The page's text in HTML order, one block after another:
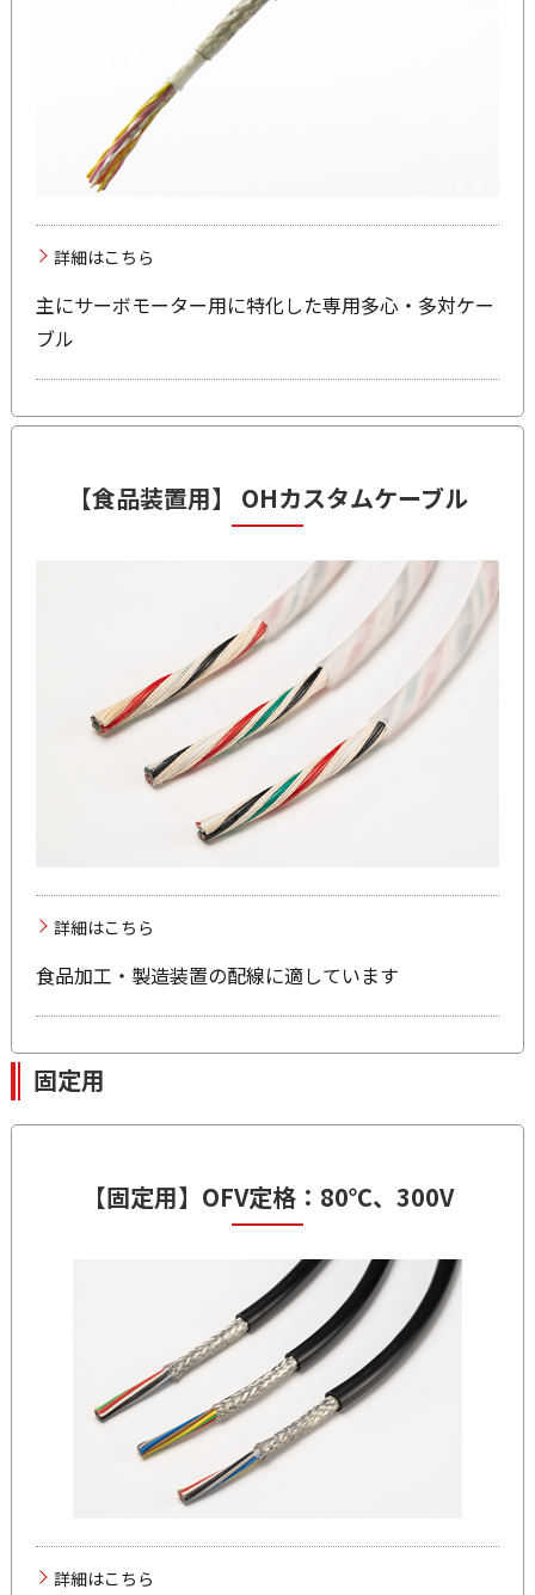
詳細はこちら
主にサーボモーター用に特化した専用多心・多対ケー
ブル
【食品装置用】 OHカスタムケーブル
詳細はこちら
食品加工・製造装置の配線に適しています
固定用
【固定用】 OFV定格：80℃、300V
詳細はこちら